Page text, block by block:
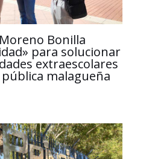
Moreno Bonilla
para solucionar
extraescolares
malagueña